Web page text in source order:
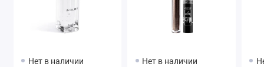
Нет в наличии Нет в наличии